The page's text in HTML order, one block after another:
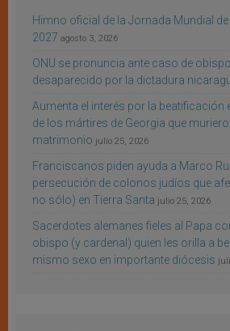
Himno oficial de la Jornada Mundial de
2027 agosto 3, 2026
ONU se pronuncia ante caso de
desaparecido por la dictadura
Aumenta el interés por la beatificación
de los mártires de Georgia que
matrimonio julio 25, 2026
Franciscanos piden ayuda a Marco
persecución de colonos judíos que
no sólo) en Tierra Santa julio 25, 2026
Sacerdotes alemanes fieles al Papa
obispo (y cardenal) quien les orilla a
mismo sexo en importante diócesis